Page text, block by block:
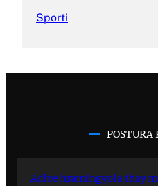
Sporti
POSTURA
Adive hramingyola thay